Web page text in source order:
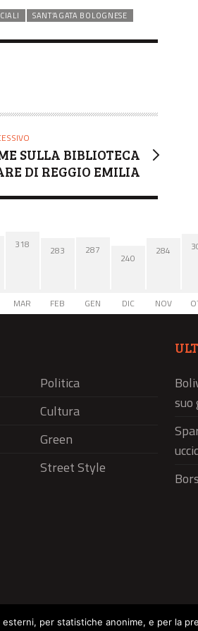
SANT’AGATA BOLOGNESE
SULLA BIBLIOTECA
DI REGGIO EMILIA
318
MAR
283
FEB
287
GEN
240
DIC
284
NOV
Politica
Cultura
Green
Street Style
suo
per statistiche anonime, e per la